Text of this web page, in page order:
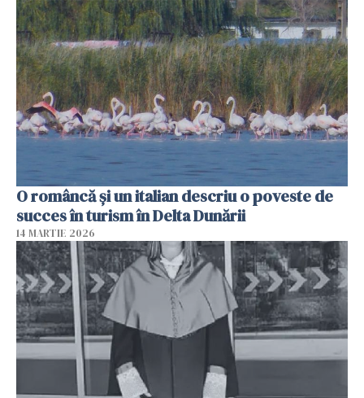
O româncă și un italian descriu o poveste de
succes în turism în Delta Dunării
14 MARTIE 2026